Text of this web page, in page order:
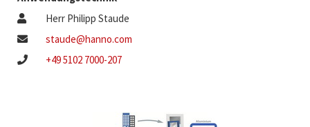
Herr Philipp Staude
staude@hanno.com
+49 5102 7000-207